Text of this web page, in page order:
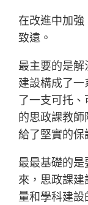
在改進中加
致遠。
最主要的是
建設構成了
了一支可托
的思政課教
給了堅實的保
最最基礎的
來，思政課
量和學科建設